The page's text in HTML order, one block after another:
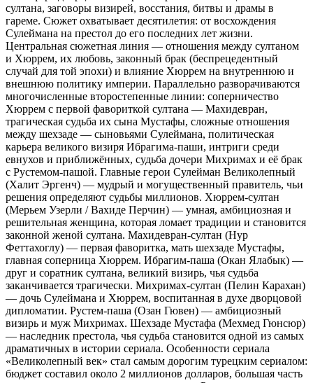
султана, заговоры визирей, восстания, битвы и драмы в
гареме. Сюжет охватывает десятилетия: от восхождения
Сулеймана на престол до его последних лет жизни.
Центральная сюжетная линия — отношения между султаном
и Хюррем, их любовь, законный брак (беспрецедентный
случай для той эпохи) и влияние Хюррем на внутреннюю и
внешнюю политику империи. Параллельно разворачиваются
многочисленные второстепенные линии: соперничество
Хюррем с первой фавориткой султана — Махидевран,
трагическая судьба их сына Мустафы, сложные отношения
между шехзаде — сыновьями Сулеймана, политическая
карьера великого визиря Ибрагима-паши, интриги среди
евнухов и приближённых, судьба дочери Михримах и её брак
с Рустемом-пашой. Главные герои Сулейман Великолепный
(Халит Эргенч) — мудрый и могущественный правитель, чьи
решения определяют судьбы миллионов. Хюррем-султан
(Мерьем Узерли / Вахиде Перчин) — умная, амбициозная и
решительная женщина, которая ломает традиции и становится
законной женой султана. Махидевран-султан (Нур
Феттахоглу) — первая фаворитка, мать шехзаде Мустафы,
главная соперница Хюррем. Ибрагим-паша (Окан Ялабык) —
друг и соратник султана, великий визирь, чья судьба
заканчивается трагически. Михримах-султан (Пелин Карахан)
— дочь Сулеймана и Хюррем, воспитанная в духе дворцовой
дипломатии. Рустем-паша (Озан Гювен) — амбициозный
визирь и муж Михримах. Шехзаде Мустафа (Мехмед Гюнсюр)
— наследник престола, чья судьба становится одной из самых
драматичных в истории сериала. Особенности сериала
«Великолепный век» стал самым дорогим турецким сериалом:
бюджет составил около 2 миллионов долларов, большая часть